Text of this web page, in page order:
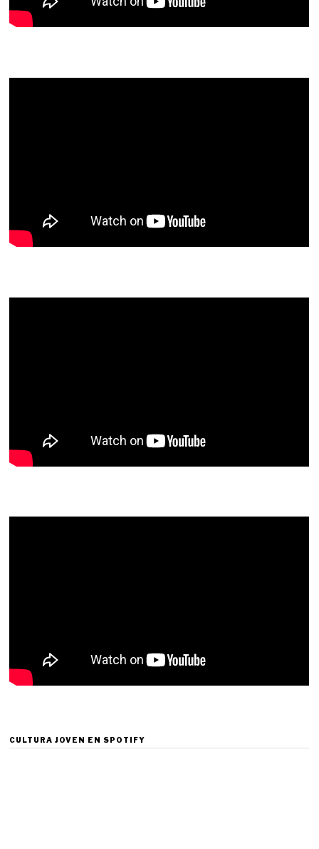
CULTURA JOVEN EN SPOTIFY